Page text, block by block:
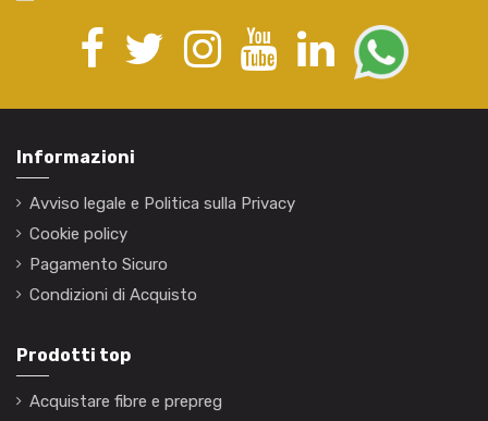
Informazioni
Avviso legale e Politica sulla Privacy
Cookie policy
Pagamento Sicuro
Condizioni di Acquisto
Prodotti top
Acquistare fibre e prepreg